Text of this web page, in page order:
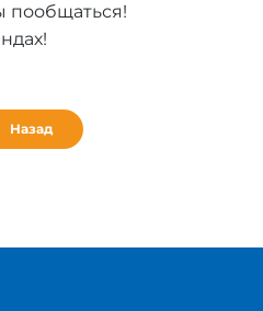
пообщаться!
Назад